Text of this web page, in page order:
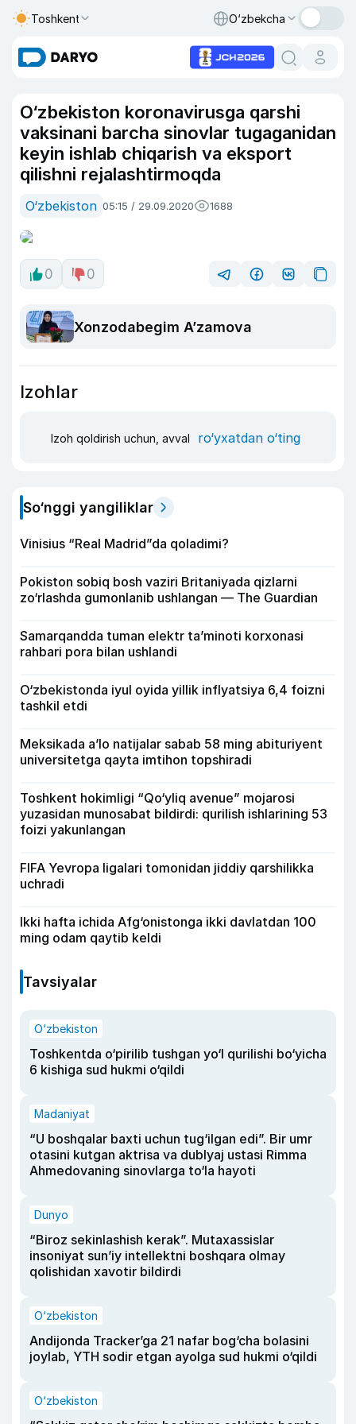
Toshkent O‘zbekcha
O‘zbekiston koronavirusga qarshi
vaksinani barcha sinovlar tugaganidan
keyin ishlab chiqarish va eksport
qilishni rejalashtirmoqda
O‘zbekiston 05:15 / 29.09.2020 1688
0 0
Xonzodabegim A’zamova
Izohlar
Izoh qoldirish uchun, avval ro‘yxatdan o‘ting
So‘nggi yangiliklar
Vinisius “Real Madrid”da qoladimi?
Pokiston sobiq bosh vaziri Britaniyada qizlarni
zo‘rlashda gumonlanib ushlangan — The Guardian
Samarqandda tuman elektr ta’minoti korxonasi
rahbari pora bilan ushlandi
O‘zbekistonda iyul oyida yillik inflyatsiya 6,4 foizni
tashkil etdi
Meksikada a’lo natijalar sabab 58 ming abituriyent
universitetga qayta imtihon topshiradi
Toshkent hokimligi “Qo‘yliq avenue” mojarosi
yuzasidan munosabat bildirdi: qurilish ishlarining 53
foizi yakunlangan
FIFA Yevropa ligalari tomonidan jiddiy qarshilikka
uchradi
Ikki hafta ichida Afg‘onistonga ikki davlatdan 100
ming odam qaytib keldi
Tavsiyalar
O‘zbekiston
Toshkentda o‘pirilib tushgan yo‘l qurilishi bo‘yicha
6 kishiga sud hukmi o‘qildi
Madaniyat
“U boshqalar baxti uchun tug‘ilgan edi”. Bir umr
otasini kutgan aktrisa va dublyaj ustasi Rimma
Ahmedovaning sinovlarga to‘la hayoti
Dunyo
“Biroz sekinlashish kerak”. Mutaxassislar
insoniyat sun’iy intellektni boshqara olmay
qolishidan xavotir bildirdi
O‘zbekiston
Andijonda Tracker’ga 21 nafar bog‘cha bolasini
joylab, YTH sodir etgan ayolga sud hukmi o‘qildi
O‘zbekiston